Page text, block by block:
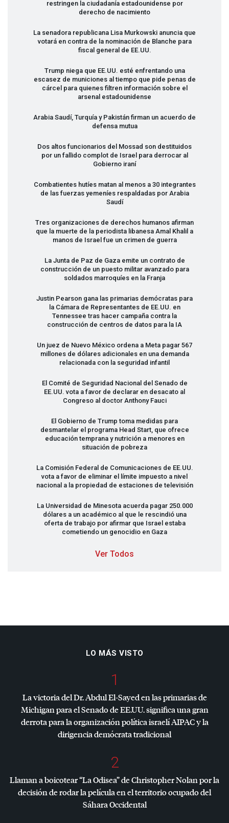
restringen la ciudadanía estadounidense por
derecho de nacimiento
La senadora republicana Lisa Murkowski anuncia que
votará en contra de la nominación de Blanche para
fiscal general de EE.UU.
Trump niega que EE.UU. esté enfrentando una
escasez de municiones al tiempo que pide penas de
cárcel para quienes filtren información sobre el
arsenal estadounidense
Arabia Saudí, Turquía y Pakistán firman un acuerdo de
defensa mutua
Dos altos funcionarios del Mossad son destituidos
por un fallido complot de Israel para derrocar al
Gobierno iraní
Combatientes hutíes matan al menos a 30 integrantes
de las fuerzas yemeníes respaldadas por Arabia
Saudí
Tres organizaciones de derechos humanos afirman
que la muerte de la periodista libanesa Amal Khalil a
manos de Israel fue un crimen de guerra
La Junta de Paz de Gaza emite un contrato de
construcción de un puesto militar avanzado para
soldados marroquíes en la Franja
Justin Pearson gana las primarias demócratas para
la Cámara de Representantes de EE.UU. en
Tennessee tras hacer campaña contra la
construcción de centros de datos para la IA
Un juez de Nuevo México ordena a Meta pagar 567
millones de dólares adicionales en una demanda
relacionada con la seguridad infantil
El Comité de Seguridad Nacional del Senado de
EE.UU. vota a favor de declarar en desacato al
Congreso al doctor Anthony Fauci
El Gobierno de Trump toma medidas para
desmantelar el programa Head Start, que ofrece
educación temprana y nutrición a menores en
situación de pobreza
La Comisión Federal de Comunicaciones de EE.UU.
vota a favor de eliminar el límite impuesto a nivel
nacional a la propiedad de estaciones de televisión
La Universidad de Minesota acuerda pagar 250.000
dólares a un académico al que le rescindió una
oferta de trabajo por afirmar que Israel estaba
cometiendo un genocidio en Gaza
Ver Todos
LO MÁS VISTO
1
La victoria del Dr. Abdul El-Sayed en las primarias de
Michigan para el Senado de EE.UU. significa una gran
derrota para la organización política israelíAIPACy la
dirigencia demócrata tradicional
2
Llaman a boicotear “La Odisea” de Christopher Nolan por la
decisión de rodar la película en el territorio ocupado del
Sáhara Occidental